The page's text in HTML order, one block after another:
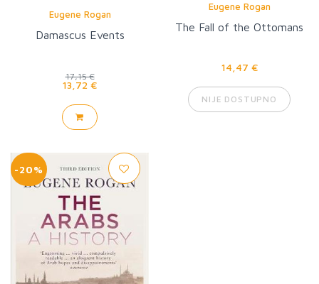
Eugene Rogan
Damascus Events
17,15 €
13,72 €
Eugene Rogan
The Fall of the Ottomans
14,47 €
NIJE DOSTUPNO
-20%